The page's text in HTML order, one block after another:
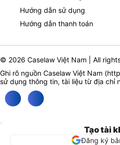
Hướng dẫn sử dụng
Hướng dẫn thanh toán
© 2026 Caselaw Việt Nam | All
Ghi rõ nguồn Caselaw Việt Nam (
sử dụng thông tin, tài liệu từ địa chỉ
Tạo tài
Đăng ký